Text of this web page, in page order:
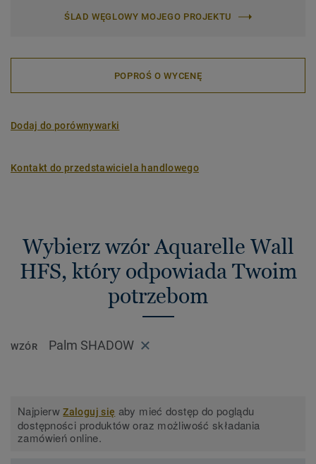
ŚLAD WĘGLOWY MOJEGO PROJEKTU
POPROŚ O WYCENĘ
Dodaj do porównywarki
Kontakt do przedstawiciela handlowego
Wybierz wzór Aquarelle Wall
HFS, który odpowiada Twoim
potrzebom
WZÓR Palm SHADOW
NajpierwZaloguj się aby mieć dostęp do poglądu
dostępności produktów oraz możliwość składania
zamówień online.